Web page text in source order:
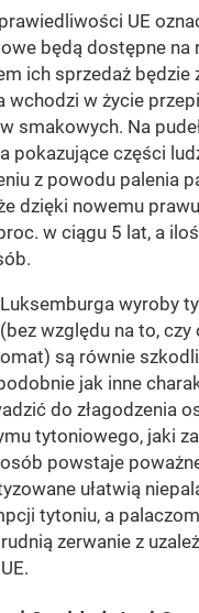
UE
będą dostępne na
ich sprzedaż będzie
wchodzi w życie
smakowych. Na
pokazujące części
z powodu palenia
dzięki nowemu
w ciągu 5 lat, a
wyroby
względu na to, czy
są równie
jak inne
do złagodzenia
tytoniowego, jaki
powstaje
ułatwią
tytoniu, a palaczom
zerwanie z